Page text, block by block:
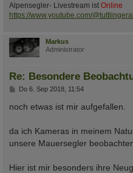
Alpensegler- Livestream ist Online
https://www.youtube.com/
Markus
Administrator
Re: Besondere
B
i
t
g
Do 6. Sep 2018, 11:54
noch etwas ist mir aufgefallen.
da ich Kameras in meinem
unsere Mauersegler
Hier ist mir besonders ihre